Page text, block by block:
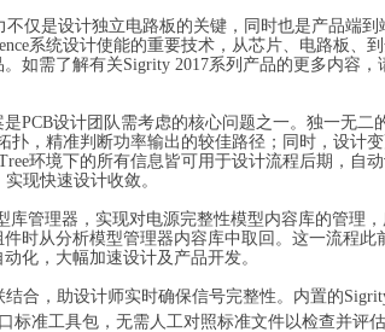
仅是设计独立电路板的关键，同时也是产品端到
系统设计使能的重要技术，从芯片、电路板、
如需了解有关Sigrity 2017系列产品的更多内容，
是PCB设计团队需考虑的核心问题之一。独一无二
扑，精准判断功率输出的较佳路径；同时，设计
环境下的所有信息皆可用于设计流程后期，自
现快速设计收敛。
库管理器，实现对电源完整性模型内容库的管理
时从分析模型管理器内容库中取回。这一流程此
化，大幅加速设计及产品开发。
结合，助设计师实时确保信号完整性。内置的
标准工具包，无需人工对照标准文件以检查并评估